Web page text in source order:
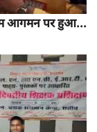
आगमन पर हुआ...